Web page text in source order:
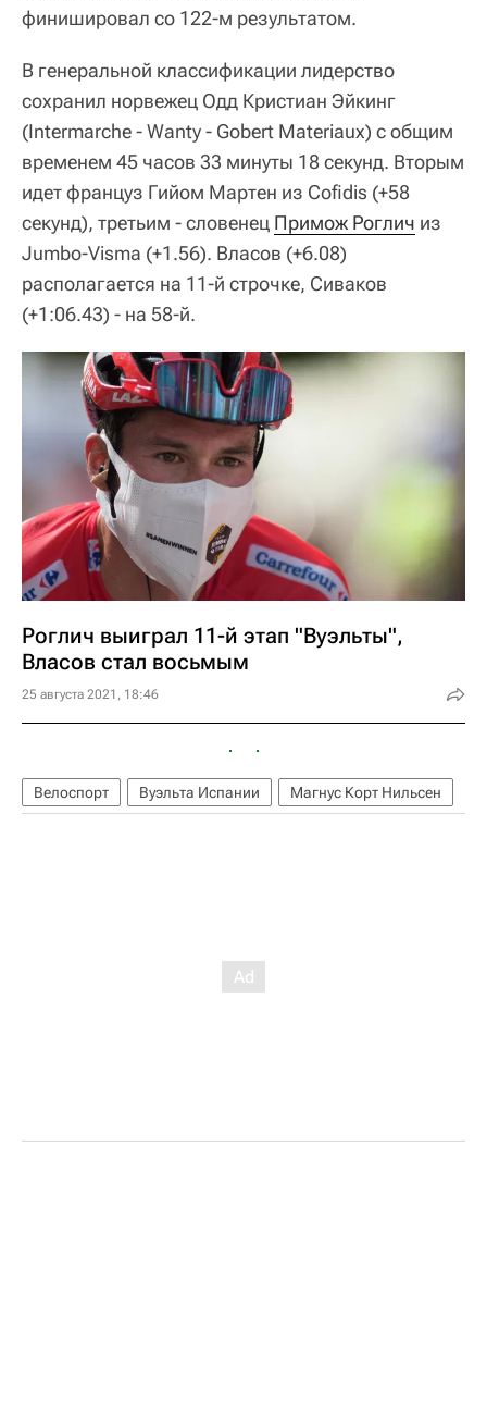
финишировал со 122-м результатом.
В генеральной классификации лидерство
сохранил норвежец Одд Кристиан Эйкинг
(Intermarche - Wanty - Gobert Materiaux) с общим
временем 45 часов 33 минуты 18 секунд. Вторым
идет француз Гийом Мартен из Cofidis (+58
секунд), третьим - словенец Примож Роглич из
Jumbo-Visma (+1.56). Власов (+6.08)
располагается на 11-й строчке, Сиваков
(+1:06.43) - на 58-й.
Роглич выиграл 11-й этап "Вуэльты",
Власов стал восьмым
25 августа 2021, 18:46
Велоспорт Вуэльта Испании Магнус Корт Нильсен